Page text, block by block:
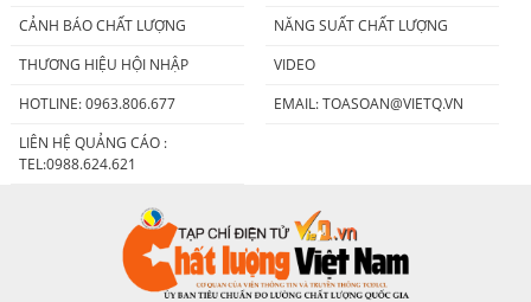
CẢNH BÁO CHẤT LƯỢNG
NĂNG SUẤT CHẤT LƯỢNG
THƯƠNG HIỆU HỘI NHẬP
VIDEO
HOTLINE: 0963.806.677
EMAIL:TOASOAN@VIETQ.VN
LIÊN HỆ QUẢNG CÁO :
TEL:0988.624.621